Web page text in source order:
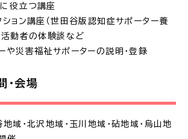
役立つ講座
ション講座（世田谷版認知症サポーター養
活動者の体験談など
や災害福祉サポーターの説明・登録
・会場
域・北沢地域・玉川地域・砧地域・烏山地